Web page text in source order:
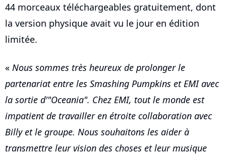
44 morceaux téléchargeables gratuitement, dont
la version physique avait vu le jour en édition
limitée.
« Nous sommes très heureux de prolonger le
partenariat entre les Smashing Pumpkins et EMI avec
la sortie d'"Oceania". Chez EMI, tout le monde est
impatient de travailler en étroite collaboration avec
Billy et le groupe. Nous souhaitons les aider à
transmettre leur vision des choses et leur musique